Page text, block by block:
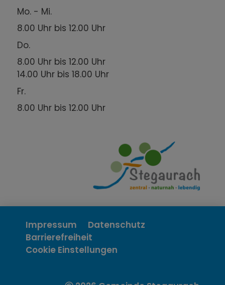
Mo. - Mi.
8.00 Uhr bis 12.00 Uhr
Do.
8.00 Uhr bis 12.00 Uhr
14.00 Uhr bis 18.00 Uhr
Fr.
8.00 Uhr bis 12.00 Uhr
Impressum
Datenschutz
Barrierefreiheit
Cookie Einstellungen